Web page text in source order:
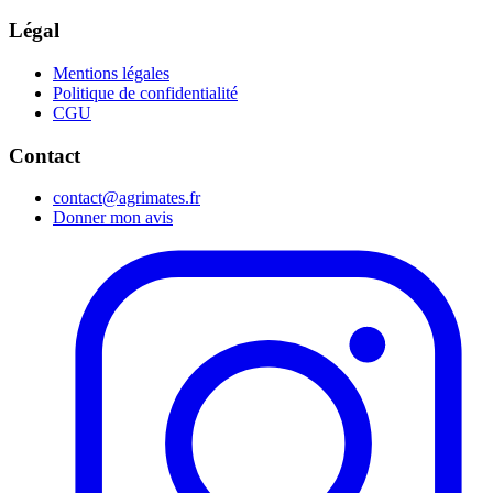
Légal
Mentions légales
Politique de confidentialité
CGU
Contact
contact@agrimates.fr
Donner mon avis